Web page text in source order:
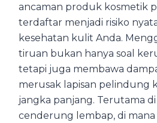
ancaman produk kosmetik
terdaftar menjadi risiko
kesehatan kulit Anda.
tiruan bukan hanya soal
tetapi juga membawa
merusak lapisan pelindung
jangka panjang. Terutama
cenderung lembap, di